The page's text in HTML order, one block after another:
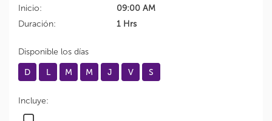
Inicio:
Duración:
09:00 AM
1 Hrs
Disponible los días
D
L M M J V S
Incluye: